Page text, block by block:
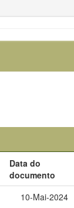
Data do
documento
10-Mai-2024